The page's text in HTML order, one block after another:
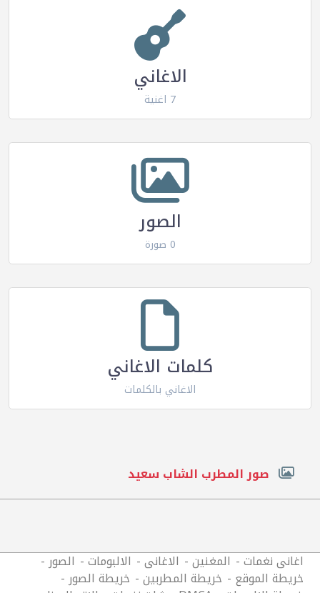
الاغاني
7 اغنية
الصور
0 صورة
كلمات الاغاني
الاغاني بالكلمات
صور المطرب الشاب سعيد
اغانى نغمات المغنين الاغانى الالبومات الصور
خريطة الموقع خريطة المطربين خريطة الصور